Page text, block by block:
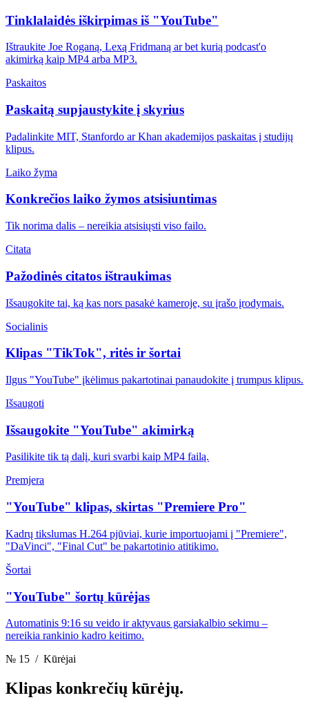
Tinklalaidės iškirpimas iš "YouTube"
Ištraukite Joe Roganą, Lexą Fridmaną ar bet kurią podcast'o
akimirką kaip MP4 arba MP3.
Paskaitos
Paskaitą supjaustykite į skyrius
Padalinkite MIT, Stanfordo ar Khan akademijos paskaitas į studijų
klipus.
Laiko žyma
Konkrečios laiko žymos atsisiuntimas
Tik norima dalis – nereikia atsisiųsti viso failo.
Citata
Pažodinės citatos ištraukimas
Išsaugokite tai, ką kas nors pasakė kameroje, su įrašo įrodymais.
Socialinis
Klipas "TikTok", ritės ir šortai
Ilgus "YouTube" įkėlimus pakartotinai panaudokite į trumpus klipus.
Išsaugoti
Išsaugokite "YouTube" akimirką
Pasilikite tik tą dalį, kuri svarbi kaip MP4 failą.
Premjera
"YouTube" klipas, skirtas "Premiere Pro"
Kadrų tikslumas H.264 pjūviai, kurie importuojami į "Premiere",
"DaVinci", "Final Cut" be pakartotinio atitikimo.
Šortai
"YouTube" šortų kūrėjas
Automatinis 9:16 su veido ir aktyvaus garsiakalbio sekimu –
nereikia rankinio kadro keitimo.
№ 15 / Kūrėjai
Klipas konkrečių kūrėjų.